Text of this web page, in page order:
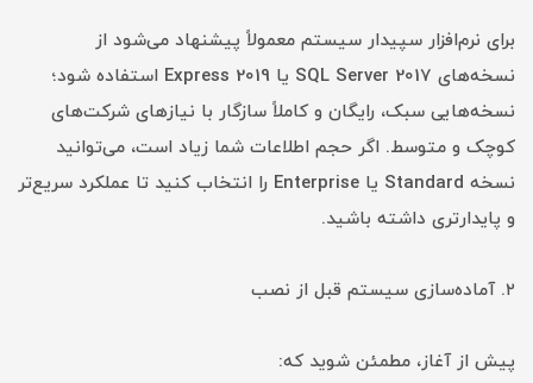
برای نرم‌افزار سپیدار سیستم معمولاً پیشنهاد می‌شود از
نسخه‌های SQL Server 2017 یا 2019 Express استفاده شود؛
نسخه‌هایی سبک، رایگان و کاملاً سازگار با نیازهای شرکت‌های
کوچک و متوسط. اگر حجم اطلاعات شما زیاد است، می‌توانید
نسخه Standard یا Enterprise را انتخاب کنید تا عملکرد سریع‌تر
و پایدارتری داشته باشید.
۲. آماده‌سازی سیستم قبل از نصب
پیش از آغاز، مطمئن شوید که: